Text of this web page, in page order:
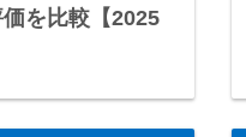
を比較【2025